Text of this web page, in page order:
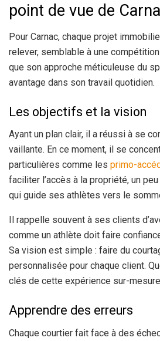
point de vue de
Pour Carnac, chaque projet
relever, semblable à une
que son approche méticuleuse du
avantage dans son travail quotidien.
Les objectifs et la vision
Ayant un plan clair, il a réussi à se
vaillante. En ce moment, il se
particulières comme les primo-
faciliter l’accès à la propriété, un
qui guide ses athlètes vers le
Il rappelle souvent à ses clients
comme un athlète doit faire
Sa vision est simple : faire du
personnalisée pour chaque client.
clés de cette expérience sur-
Apprendre des erreurs
Chaque courtier fait face à des